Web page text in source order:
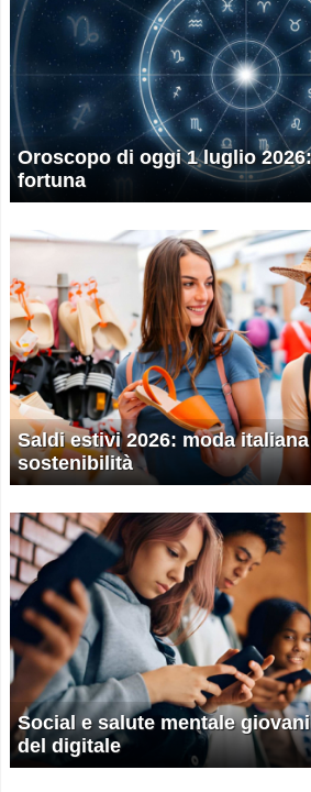
Oroscopo di oggi 1 luglio
fortuna
Saldi estivi 2026: moda
sostenibilità
Social e salute mentale
del digitale